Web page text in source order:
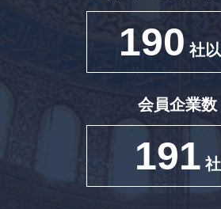
190 社
会員企業数
191 社